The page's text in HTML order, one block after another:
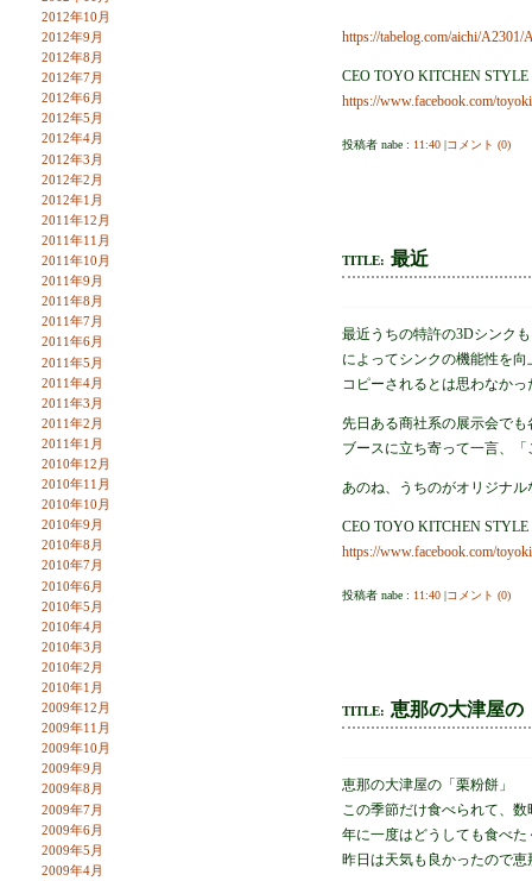
2012年10月
2012年9月
2012年8月
2012年7月
2012年6月
2012年5月
2012年4月
2012年3月
2012年2月
2012年1月
2011年12月
2011年11月
2011年10月
2011年9月
2011年8月
2011年7月
2011年6月
2011年5月
2011年4月
2011年3月
2011年2月
2011年1月
2010年12月
2010年11月
2010年10月
2010年9月
2010年8月
2010年7月
2010年6月
2010年5月
2010年4月
2010年3月
2010年2月
2010年1月
2009年12月
2009年11月
2009年10月
2009年9月
2009年8月
2009年7月
2009年6月
2009年5月
2009年4月
https://tabelog.com/aichi/A2301/
CEO TOYO KITCHEN STYLE
https://www.facebook.com/
投稿者 nabe : 11:40 |コメント (0)
TITLE: 最近
最近うちの特許の3Dシンク
によってシンクの機能性を
コピーされるとは思わなかっ
先日ある商社系の展示会で
ブースに立ち寄って一言、
あのね、うちのがオリジナル
CEO TOYO KITCHEN STYLE
https://www.facebook.com/
投稿者 nabe : 11:40 |コメント (0)
TITLE: 恵那の大津屋の
恵那の大津屋の「栗粉餅」
この季節だけ食べられて、
年に一度はどうしても食べ
昨日は天気も良かったので